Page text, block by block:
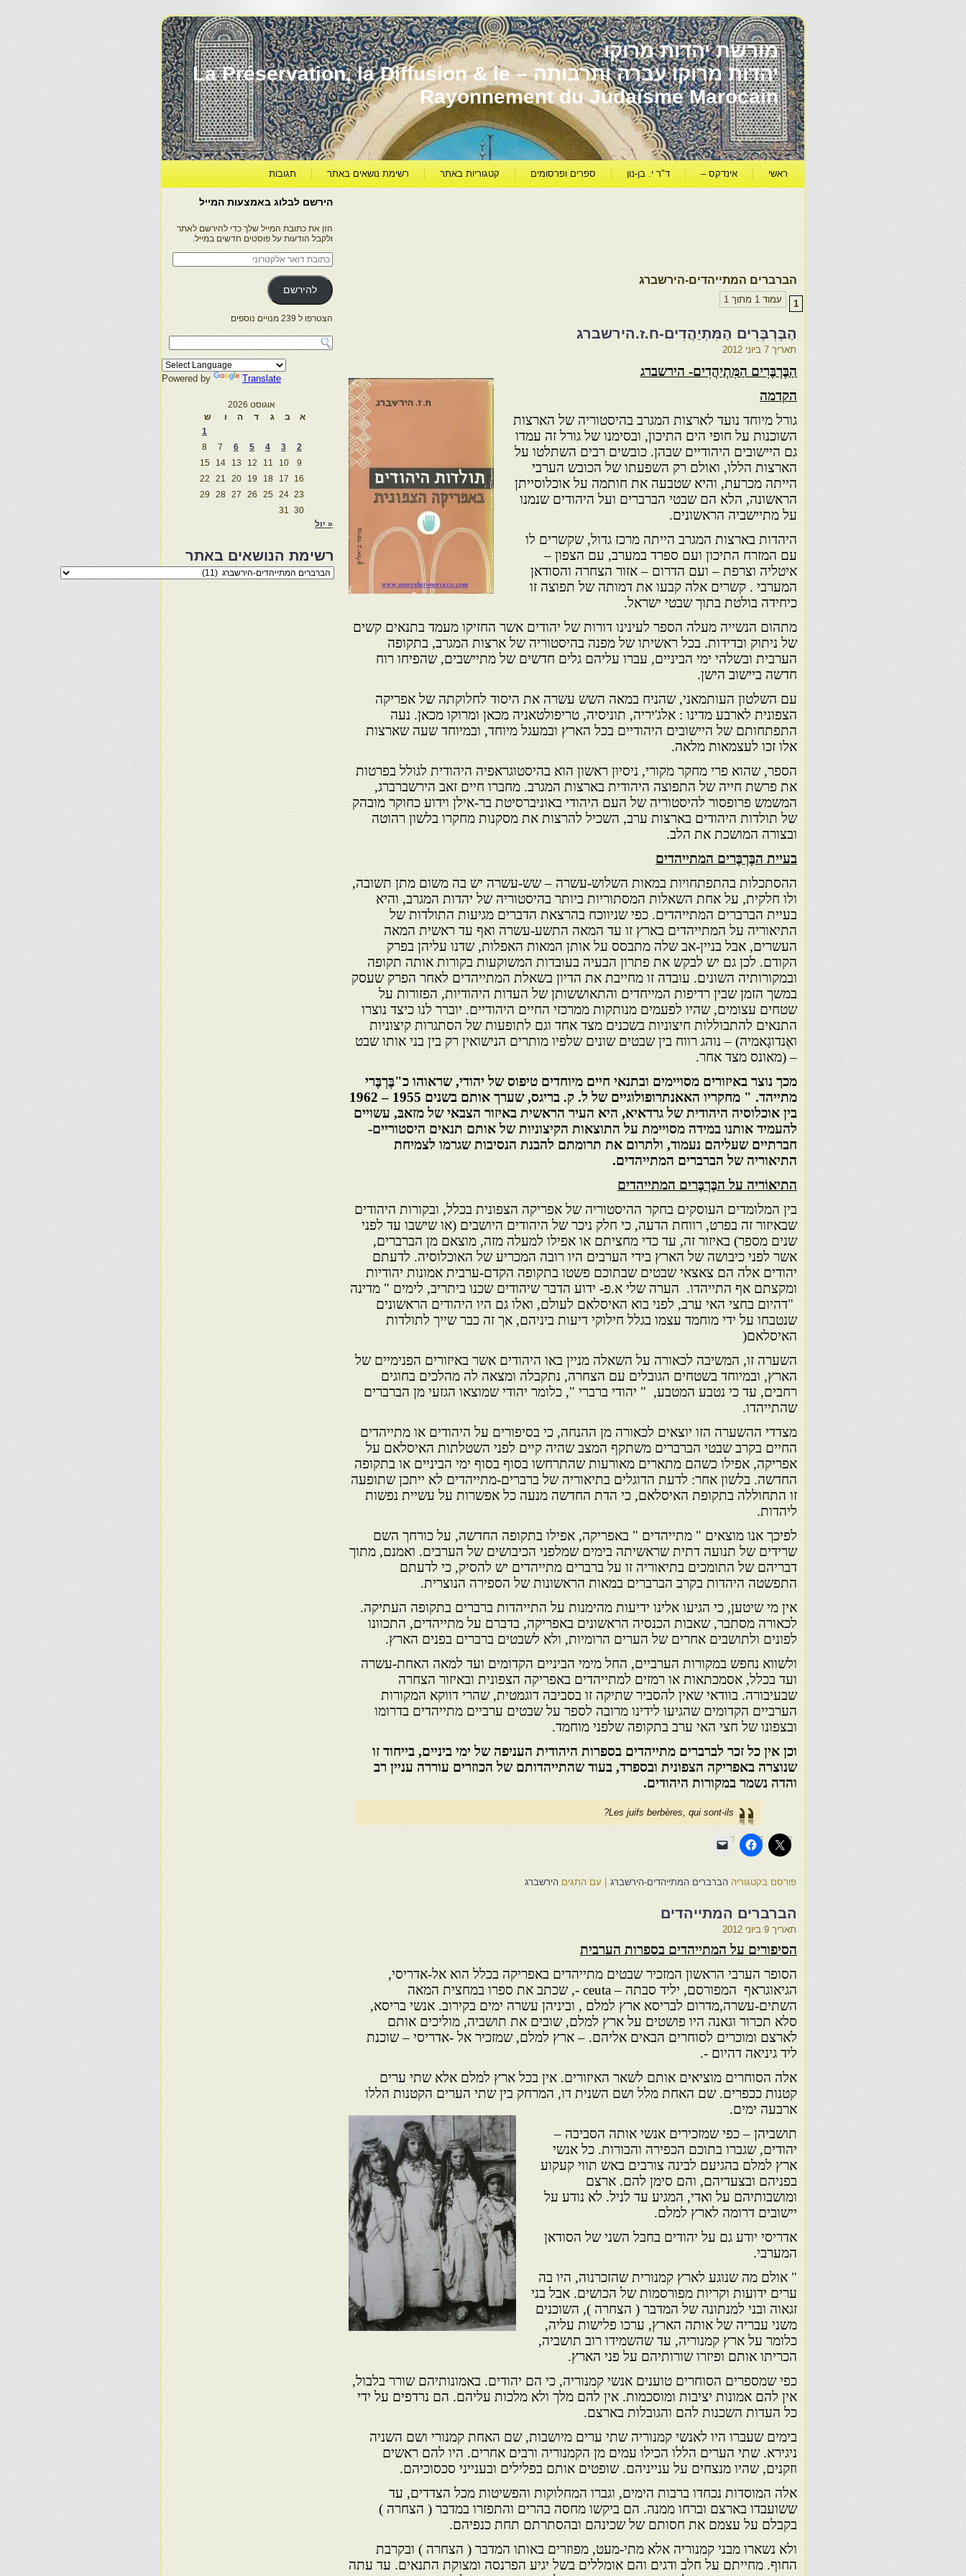
מורשת יהדות מרוקו
יהדות מרוקו עברה ותרבותה – La Préservation, la Diffusion & le
Rayonnement du Judaïsme Marocain
ראשי אינדקס – ד"ר י. בן-נון ספרים ופרסומים קטגוריות באתר רשימת נושאים באתר תגובות
הברברים המתייהדים-הירשברג
עמוד 1 מתוך 1 1
הַבֶּרְבֶּרִים הַמִּתְיַהֲדִים-ח.ז.הירשברג
תאריך 7 ביוני 2012
הַבֶּרְבֶּרִים הַמִּתְיַהֲדִים- הירשברג
הקדמה
גורל מיוחד נועד לארצות המגרב בהיסטוריה של הארצות
השוכנות על חופי הים התיכון, ובסימנו של גורל זה עמדו
גם היישובים היהודיים שבהן. כובשים רבים השתלטו על
הארצות הללו, ואולם רק השפעתו של הכובש הערבי
הייתה מכרעת, והיא שטבעה את חותמה על אוכלוסייתן
הראשונה, הלא הם שבטי הברברים ועל היהודים שנמנו
על מתיישביה הראשונים.
היהדות בארצות המגרב הייתה מרכז גדול, שקשרים לו
עם המזרח התיכון ועם ספרד במערב, עם הצפון –
איטליה וצרפת – ועם הדרום – אזור הצחרה והסודאן
המערבי . קשרים אלה קבעו את דמותה של תפוצה זו
כיחידה בולטת בתוך שבטי ישראל.
מתהום הנשייה מעלה הספר לעינינו דורות של יהודים אשר החזיקו מעמד בתנאים קשים
של ניתוק ובדידות. בכל ראשיתו של מפנה בהיסטוריה של ארצות המגרב, בתקופה
הערבית ובשלהי ימי הביניים, עברו עליהם גלים חדשים של מתיישבים, שהפיחו רוח
חדשה ביישוב הישן.
עם השלטון העותמאני, שהניח במאה השש עשרה את היסוד לחלוקתה של אפריקה
הצפונית לארבע מדינו : אלג'יריה, תוניסיה, טריפולטאניה מכאן ומרוקו מכאן. נעה
התפתחותם של היישובים היהודיים בכל הארץ ובמעגל מיוחד, ובמיוחד שעה שארצות
אלו זכו לעצמאות מלאה.
הספר, שהוא פרי מחקר מקורי, ניסיון ראשון הוא בהיסטוגראפיה היהודית לגולל בפרטות
את פרשת חייה של התפוצה היהודית בארצות המגרב. מחברו חיים זאב הירשברברג,
המשמש פרופסור להיסטוריה של העם היהודי באוניברסיטת בר-אילן וידוע כחוקר מובהק
של תולדות היהודים בארצות ערב, השכיל להרצות את מסקנות מחקרו בלשון רהוטה
ובצורה המושכת את הלב.
בעיית הבֶּרְבֶּרים המתייהדים
ההסתכלות בהתפתחויות במאות השלוש-עשרה – שש-עשרה יש בה משום מתן תשובה,
ולו חלקית, על אחת השאלות המסתוריות ביותר בהיסטוריה של יהדות המגרב, והיא
בעיית הברברים המתייהדים. כפי שניווכח בהרצאת הדברים מגיעות התולדות של
התיאוריה על המתייהדים בארץ זו עד המאה התשע-עשרה ואף עד ראשית המאה
העשרים, אבל בניין-אב שלה מתבסס על אותן המאות האפלות, שדנו עליהן בפרק
הקודם. לכן גם יש לבקש את פתרון הבעיה בעובדות המשוקעות בקורות אותה תקופה
ובמקורותיה השונים. עובדה זו מחייבת את הדיון בשאלת המתייהדים לאחר הפרק שעסק
במשך הזמן שבין רדיפות המייחדים והתאוששותן של העדות היהודיות, הפזורות על
שטחים עצומים, שהיו לפעמים מנותקות ממרכזי החיים היהודיים. יוברר לנו כיצד נוצרו
התנאים להתבוללות חיצוניות בשכנים מצד אחד וגם לתופעות של הסתגרות קיצוניות
ואֶנדוגָאמיה) – נוהג רווח בין שבטים שונים שלפיו מותרים הנישואין רק בין בני אותו שבט
– (מאונס מצד אחר.
מכך נוצר באיזורים מסויימים ובתנאי חיים מיוחדים טיפוס של יהודי, שראוהו כ"בֶּרְבֶּרי
מתייהד. " מחקריו האאנתרופולוגיים של ל. ק. בריגס, שערך
אותם בשנים 1955 – 1962
בין אוכלוסיה היהודית של גרדאיא, היא העיר הראשית באיזור הצבאי של מזאבּ, עשויים
להעמיד אותנו במידה מסויימת על התוצאות הקיצוניות של אותם תנאים היסטוריים-
חברתיים שעליהם נעמוד, ולתרום את תרומתם להבנת הנסיבות שגרמו לצמיחת
התיאוריה של הברברים המתייהדים.
התיאוֹריה על הבֶּרְבֶּרים המתייהדים
בין המלומדים העוסקים בחקר ההיסטוריה של אפריקה הצפונית בכלל, ובקורות היהודים
שבאיזור זה בפרט, רווחת הדעה, כי חלק ניכר של היהודים היושבים (או שישבו עד לפני
שנים מספר) באיזור זה, עד כדי מחציתם או אפילו למעלה מזה, מוצאם מן הברברים,
אשר לפני כיבושה של הארץ בידי הערבים היו רובה המכריע של האוכלוסיה. לדעתם
יהודים אלה הם צאצאי שבטים שבתוכם פשטו בתקופה הקדם-ערבית אמונות יהודיות
ומקצתם אף התייהדו. הערה שלי א.פ- ידוע הדבר שיהודים שכנו ביתריב, לימים " מדינה
"דהיום בחצי האי ערב, לפני בוא האיסלאם לעולם, ואלו גם היו היהודים הראשונים
שנטבחו על ידי מוחמד עצמו בגלל חילוקי דיעות ביניהם, אך זה כבר שייך לתולדות
האיסלאם(
השערה זו, המשיבה לכאורה על השאלה מניין באו היהודים אשר באיזורים הפנימיים של
הארץ, ובמיוחד בשטחים הגובלים עם הצחרה, נתקבלה ומצאה לה מהלכים בחוגים
רחבים, עד כי נטבע המטבע, " יהודי ברברי ", כלומר יהודי שמוצאו הגזעי מן הברברים
שהתייהדו.
מצדדי ההשערה הזו יוצאים לכאורה מן ההנחה, כי בסיפורים על היהודים או מתייהדים
החיים בקרב שבטי הברברים משתקף המצב שהיה קיים לפני השטלתות האיסלאם על
אפריקה, אפילו כשהם מתארים מאורעות שהתרחשו בסוף בסוף ימי הביניים או בתקופה
החדשה. בלשון אחר: לדעת הדוגלים בתיאוריה של ברברים-מתייהדים לא ייתכן שתופעה
זו התחוללה בתקופת האיסלאם, כי הדת החדשה מנעה כל אפשרות על עשיית נפשות
ליהדות.
לפיכך אנו מוצאים " מתייהדים " באפריקה, אפילו בתקופה החדשה, על כורחך השם
שרידים של תנועה דתית שראשיתה בימים שמלפני הכיבושים של הערבים. ואמנם, מתוך
דבריהם של התומכים בתיאוריה זו על ברברים מתייהדים יש להסיק, כי לדעתם
התפשטה היהדות בקרב הברברים במאות הראשונות של הספירה הנוצרית.
אין מי שיטען, כי הגיעו אלינו ידיעות מהימנות על התייהדות ברברים בתקופה העתיקה.
לכאורה מסתבר, שאבות הכנסיה הראשונים באפריקה, בדברם על מתייהדים, התכוונו
לפונים ולתושבים אחרים של הערים הרומיות, ולא לשבטים ברברים בפנים הארץ.
ולשווא נחפש במקורות הערביים, החל מימי הביניים הקדומים ועד למאה האחת-עשרה
ועד בכלל, אסמכתאות או רמזים למתייהדים באפריקה הצפונית ובאיזור הצחרה
שבעיבורה. בוודאי שאין להסביר שתיקה זו בסביבה דוגמטית, שהרי דווקא המקורות
הערביים הקדומים שהגיעו לידינו מרובה לספר על שבטים ערביים מתייהדים בדרומו
ובצפונו של חצי האי ערב בתקופה שלפני מוחמד.
וכן אין כל זכר לברברים מתייהדים בספרות היהודית העניפה של ימי ביניים, בייחוד זו
שנוצרה באפריקה הצפונית ובספרד, בעוד שהתייהדותם של הכוזרים עוררה עניין רב
והדה נשמר במקורות היהודים.
Les juifs berbères, qui sont-ils?
פורסם בקטגוריה הברברים המתייהדים-הירשברג עם התגים הירשברג
הברברים המתייהדים
תאריך 9 ביוני 2012
הסיפורים על המתייהדים בספרות הערבית
הסופר הערבי הראשון המזכיר שבטים מתייהדים באפריקה בכלל הוא אל-אדריסי,
הגיאוגראף המפורסם, יליד סבתה – ceuta -, שכתב את ספרו במחצית המאה
השתים-עשרה,מדרום לבריסא ארץ למלם , וביניהן עשרה ימים בקירוב. אנשי בריסא,
סלא תכרור וגאנה היו פושטים על ארץ למלם, שובים את תושביה, מוליכים אותם
לארצם ומוכרים לסוחרים הבאים אליהם. – ארץ למלם, שמזכיר אל -אדריסי – שוכנת
ליד גיניאה דהיום -.
אלה הסוחרים מוציאים אותם לשאר האיזורים. אין בכל ארץ למלם אלא שתי ערים
קטנות ככפרים. שם האחת מלל ושם השנית דו, המרחק בין שתי הערים הקטנות הללו
ארבעה ימים.
תושביהן – כפי שמזכירים אנשי אותה הסביבה –
יהודים, שגברו בתוכם הכפירה והבורות. כל אנשי
ארץ למלם בהגיעם לבינה צורבים באש תווי קעקוע
בפניהם ובצעדיהם, והם סימן להם. ארצם
ומושבותיהם על ואדי, המגיע עד לניל. לא נודע על
יישובים דרומה לארץ למלם.
אדריסי יודע גם על יהודים בחבל השני של הסודאן
המערבי.
" אולם מה שנוגע לארץ קמנורית שהזכרנוה, היו בה
ערים ידועות וקריות מפורסמות של הכושים. אבל בני
זגאוה ובני למנתונה של המדבר ( הצחרה ), השוכנים
משני עבריה של אותה הארץ, ערכו פלישות עליה,
כלומר על ארץ קמנוריה, עד שהשמידו רוב תושביה,
הכריתו אותם ופיזרו שורותיהם על פני הארץ.
כפי שמספרים הסוחרים טוענים אנשי קמנוריה, כי הם יהודים. באמונותיהם שורר בלבול,
אין להם אמונות יציבות ומוסכמות. אין להם מלך ולא מלכות עליהם. הם נרדפים על ידי
כל העדות השכנות להם והגובלות בארצם.
בימים שעברו היו לאנשי קמנוריה שתי ערים מיושבות, שם האחת קמנורי ושם השניה
ניגירא. שתי הערים הללו הכילו עמים מן הקמנוריה ורבים אחרים. היו להם ראשים
וזקנים, שהיו מנצחים על ענייניהם. שופטים אותם בפלילים ובענייני סכסוכיהם.
אלה המוסדות נכחדו ברבות הימים, וגברו המחלוקות והפשיטות מכל הצדדים, עד
ששועבדו בארצם וברחו ממנה. הם ביקשו מחסה בהרים והתפזרו במדבר ( הצחרה )
בקבלם על עצמם את חסותם של שכינהם ובהסתרתם תחת כנפיהם.
ולא נשארו מבני קמנוריה אלא מתי-מעט, מפוזרים באותו המדבר ( הצחרה ) ובקרבת
החוף. מחייתם על חלב ודגים והם אומללים בשל יגיע הפרנסה ומצוקת התנאים. עד עתה
הירשם לבלוג באמצעות המייל
הזן את כתובת המייל שלך כדי להירשם לאתר
ולקבל הודעות על פוסטים חדשים במייל.
כתובת
דואר
אלקטרוני
להירשם
הצטרפו ל 239 מנויים נוספים
Powered by Translate
אוגוסט 2026
א
ב ג ד ה ו
ש
1
2
3
4
5
6
7
8
9
10
11
12
13
14
15
16
17
18
19
20
21
22
23
24
25
26
27
28
29
30
31
« יול
רשימת הנושאים באתר
רשימת
הנושאים